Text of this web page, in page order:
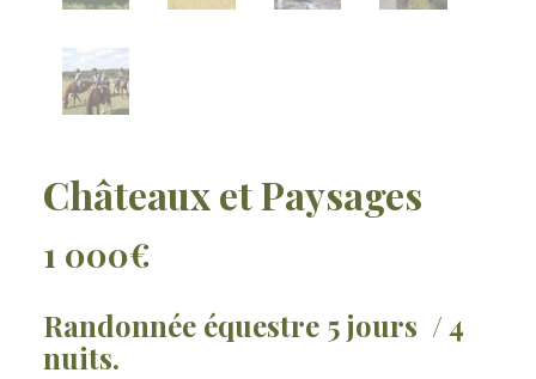
Châteaux et Paysages
1 000€
Randonnée équestre 5 jours / 4
nuits.